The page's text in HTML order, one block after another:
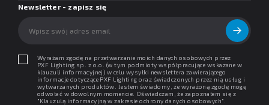
Newsletter - zapisz się
Wyrażam zgodę na przetwarzanie moich danych osobowych przez
PXF Lighting sp. z o.o. (w tym podmioty współpracujące wskazane w
klauzuli informacyjnej) w celu wysyłki newslettera zawierającego
informacje dotyczące PXF Lighting oraz świadczonych przez nią usług i
wytwarzanych produktów. Jestem świadomy, że wyrażoną zgodę mogę
odwołać w dowolnym momencie. Oświadczam, że zapoznałem się z
"Klauzulą informacyjną w zakresie ochrony danych osobowych".